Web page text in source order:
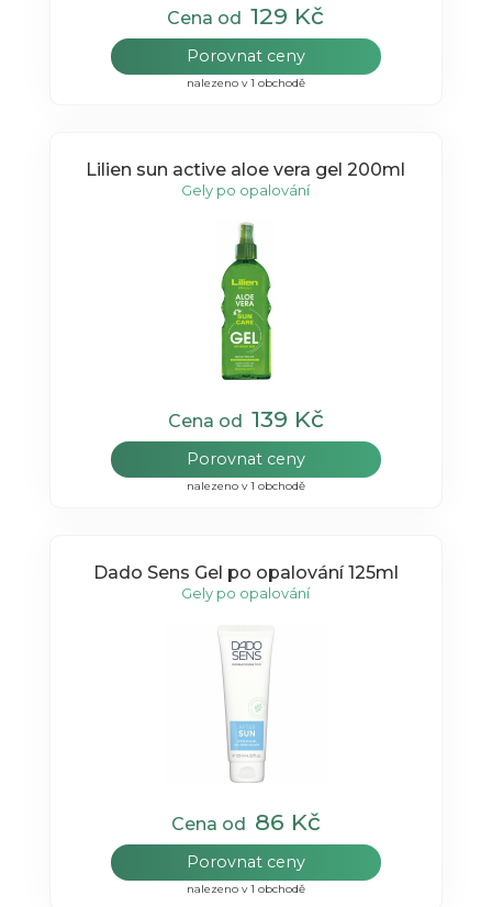
Cena od129 Kč
Porovnat ceny
nalezeno v 1 obchodě
Lilien sun active aloe vera gel 200ml
Gely po opalování
Cena od 139 Kč
Porovnat ceny
nalezeno v 1 obchodě
Dado Sens Gel po opalování 125ml
Gely po opalování
Cena od 86 Kč
Porovnat ceny
nalezeno v 1 obchodě